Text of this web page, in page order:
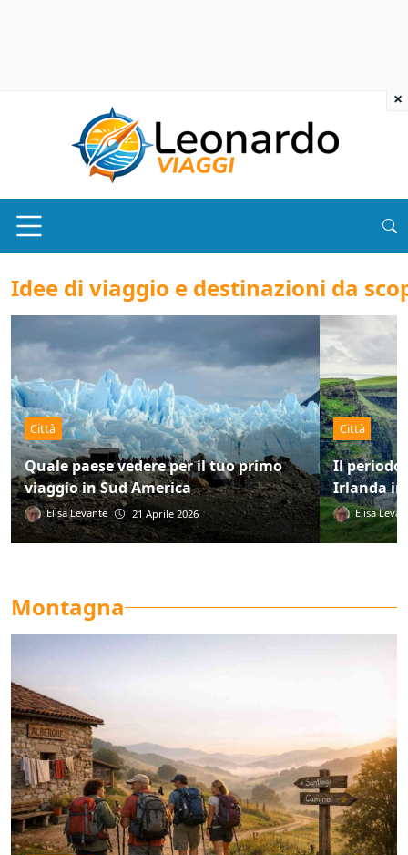
Idee di viaggio e destinazioni da
Città
Quale paese vedere per il tuo primo
viaggio in Sud America
Elisa Levante 21 Aprile 2026
Città
Il periodo
Irlanda in
Elisa
Montagna
×